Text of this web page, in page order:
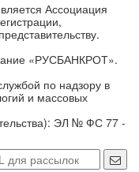
Ассоциация
«РУСБАНКРОТ».
по надзору в
и массовых
ЭЛ № ФС 77 -